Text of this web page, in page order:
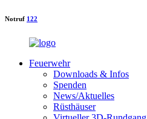
Notruf 122
Feuerwehr
Downloads & Infos
Spenden
News/Aktuelles
Rüsthäuser